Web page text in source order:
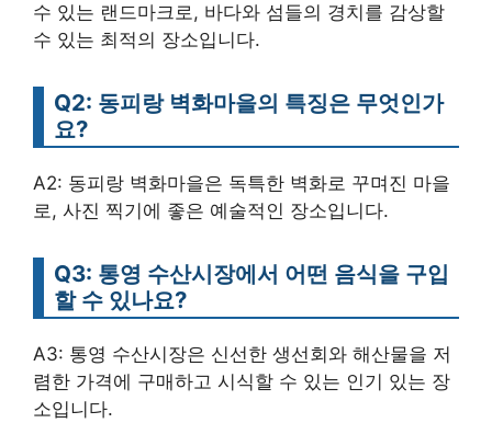
수 있는 랜드마크로, 바다와 섬들의 경치를 감상할
수 있는 최적의 장소입니다.
Q2: 동피랑 벽화마을의 특징은 무엇인가
요?
A2: 동피랑 벽화마을은 독특한 벽화로 꾸며진 마을
로, 사진 찍기에 좋은 예술적인 장소입니다.
Q3: 통영 수산시장에서 어떤 음식을 구입
할 수 있나요?
A3: 통영 수산시장은 신선한 생선회와 해산물을 저
렴한 가격에 구매하고 시식할 수 있는 인기 있는 장
소입니다.